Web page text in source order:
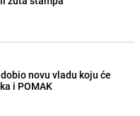
novu vladu koju će
i POMAK